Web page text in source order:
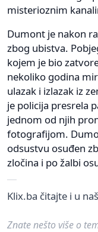
misterioznim
Dumont je nakon
zbog ubistva.
kojem je bio
nekoliko godina
ulazak i izlazak iz
je policija presrela
jednom od njih
fotografijom.
odsustvu osuđen
zločina i po žalbi
Klix.ba čitajte i u
Znate nešto više o